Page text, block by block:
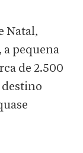
Natal,
a pequena
de 2.500